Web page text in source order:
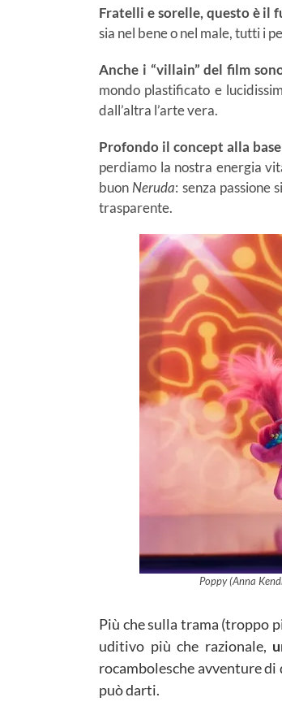
Fratelli e sorelle, questo è il
sia nel bene o nel male, tutti i
Anche i “villain” del film
mondo plastificato e
dall’altra l’arte vera.
Profondo il concept alla
perdiamo la nostra energia
buon Neruda: senza passione
trasparente.
Poppy (Anna
Più che sulla trama (troppo
uditivo più che razionale,
rocambolesche avventure di
può darti.